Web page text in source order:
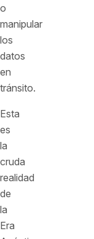
o
manipular
los
datos
en
tránsito.
Esta
es
la
cruda
realidad
de
la
Era